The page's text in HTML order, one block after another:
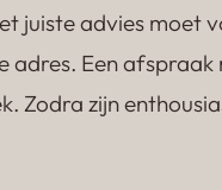
juiste advies moet
adres. Een
Zodra zijn